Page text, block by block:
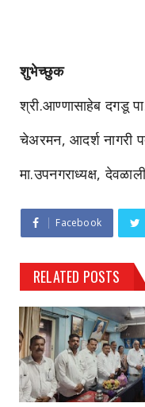
शुभेच्छुक
श्री.आण्णासाहेब दगडू
चेअरमन, आदर्श नागरी
मा.उपनगराध्यक्ष,
Facebook
RELATED POSTS